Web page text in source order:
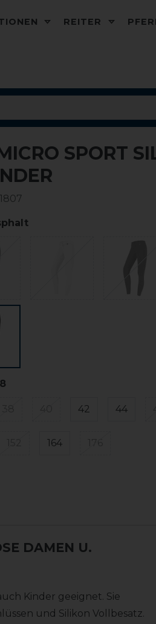
REITER
SPORT
42 44
164
DAMEN U.
Kinder geeignet. Sie
und Silikon Vollbesatz.